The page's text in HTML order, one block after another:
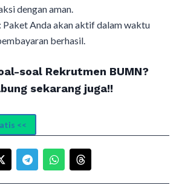
dengan aman.
: Paket Anda akan aktif dalam waktu
berhasil.
soal Rekrutmen BUMN?
sekarang juga!!
<<